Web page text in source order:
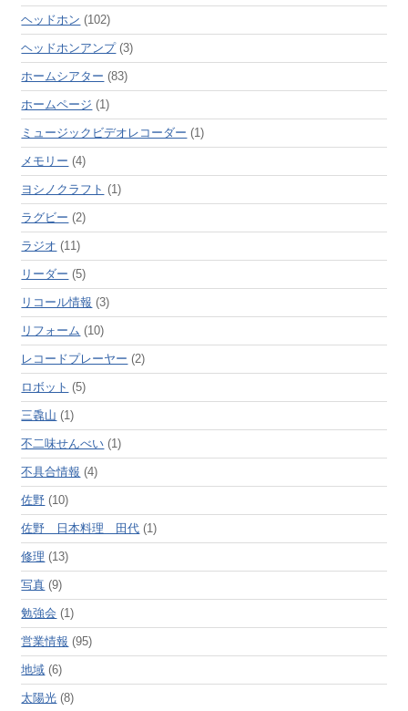
ヘッドホン (102)
ヘッドホンアンプ(3)
ホームシアター (83)
ホームページ (1)
ミュージックビデオレコーダー (1)
メモリー (4)
ヨシノクラフト (1)
ラグビー (2)
ラジオ (11)
リーダー (5)
リコール情報 (3)
リフォーム (10)
レコードプレーヤー (2)
ロボット (5)
三毳山 (1)
不二味せんべい (1)
不具合情報 (4)
佐野 (10)
佐野 日本料理 田代 (1)
修理 (13)
写真 (9)
勉強会 (1)
営業情報 (95)
地域 (6)
太陽光 (8)